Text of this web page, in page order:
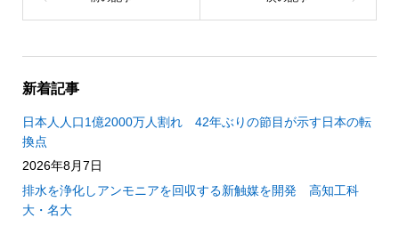
新着記事
日本人人口1億2000万人割れ 42年ぶりの節目が示す日本の転
換点
2026年8月7日
排水を浄化しアンモニアを回収する新触媒を開発 高知工科
大・名大